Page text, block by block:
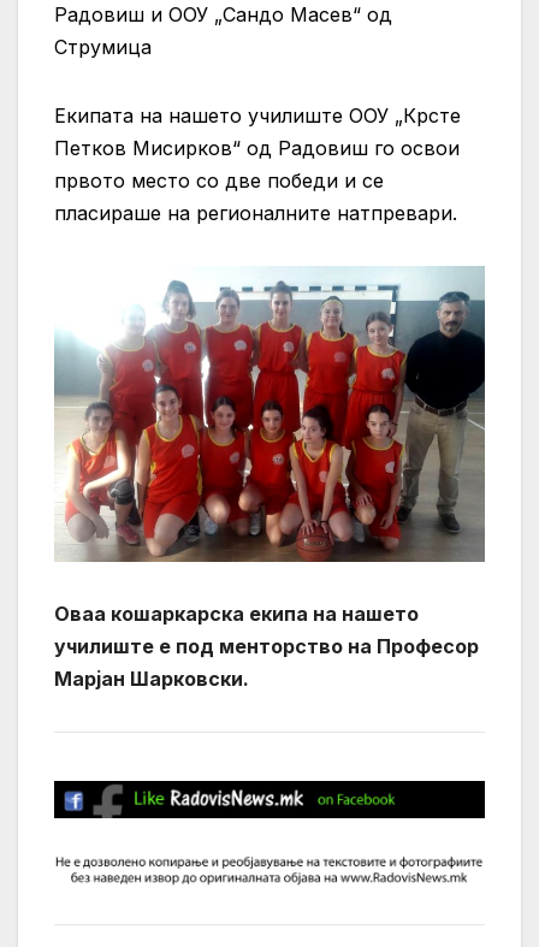
Радовиш и ООУ „Сандо Масев“ од
Струмица
Екипата на нашето училиште ООУ „Крсте
Петков Мисирков“ од Радовиш го освои
првото место со две победи и се
пласираше на регионалните натпревари.
Оваа кошаркарска екипа на нашето
училиште е под менторство на Професор
Марјан Шарковски.